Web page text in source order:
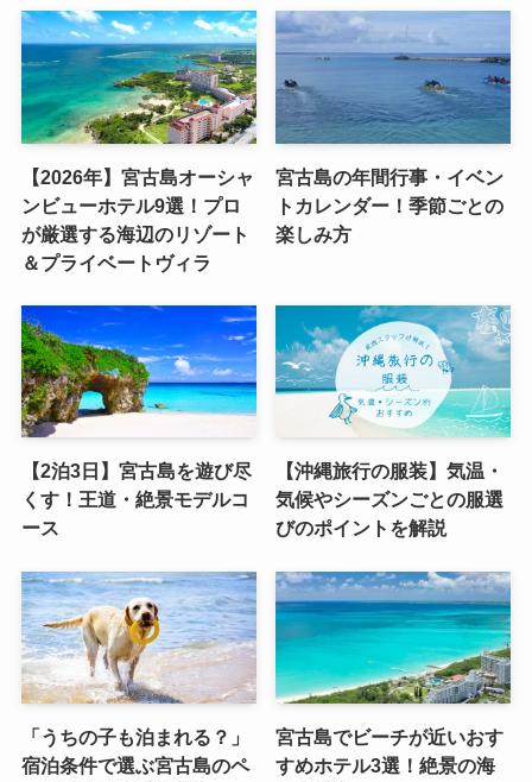
【2026年】宮古島オーシャ
ンビューホテル9選！プロ
が厳選する海辺のリゾート
＆プライベートヴィラ
宮古島の年間行事・イベン
トカレンダー！季節ごとの
楽しみ方
【2泊3日】宮古島を遊び尽
くす！王道・絶景モデルコ
ース
【沖縄旅行の服装】気温・
気候やシーズンごとの服選
びのポイントを解説
「うちの子も泊まれる？」
宿泊条件で選ぶ宮古島のペ
宮古島でビーチが近いおす
すめホテル3選！絶景の海